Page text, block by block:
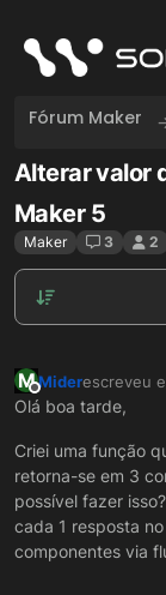
Fórum Maker
Alterar valor
Maker 5
Maker 3 2
M
Offline
Miderescreveu
última
Olá boa tarde,
Criei uma função
retorna-se em 3
possível fazer
cada 1 resposta
componentes via